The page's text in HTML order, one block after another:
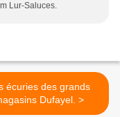
Lur-Saluces.
écuries des grands
magasins Dufayel. >